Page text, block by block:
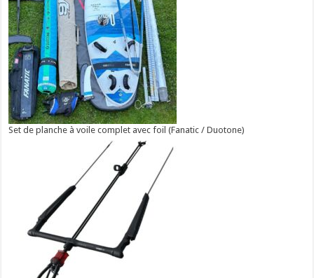
Set de planche à voile complet avec foil (Fanatic / Duotone)